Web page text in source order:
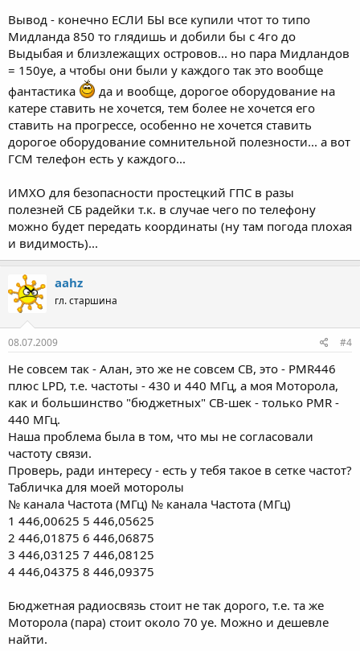
Вывод - конечно ЕСЛИ БЫ все купили чтот то типо
Мидланда 850 то глядишь и добили бы с 4го до
Выдыбая и близлежащих островов... но пара Мидландов
= 150уе, а чтобы они были у каждого так это вообще
фантастика
да и вообще, дорогое оборудование на
катере ставить не хочется, тем более не хочется его
ставить на прогрессе, особенно не хочется ставить
дорогое оборудование сомнительной полезности... а вот
ГСМ телефон есть у каждого...
ИМХО для безопасности простецкий ГПС в разы
полезней СБ радейки т.к. в случае чего по телефону
можно будет передать координаты (ну там погода плохая
и видимость)...
aahz
гл. старшина
08.07.2009 #4
Не совсем так - Алан, это же не совсем CB, это - PMR446
плюс LPD, т.е. частоты - 430 и 440 МГц, а моя Моторола,
как и большинство "бюджетных" СВ-шек - только PMR -
440 МГц.
Наша проблема была в том, что мы не согласовали
частоту связи.
Проверь, ради интересу - есть у тебя такое в сетке частот?
Табличка для моей моторолы
№ канала Частота (МГц) № канала Частота (МГц)
1 446,00625 5 446,05625
2 446,01875 6 446,06875
3 446,03125 7 446,08125
4 446,04375 8 446,09375
Бюджетная радиосвязь стоит не так дорого, т.е. та же
Моторола (пара) стоит около 70 уе. Можно и дешевле
найти.